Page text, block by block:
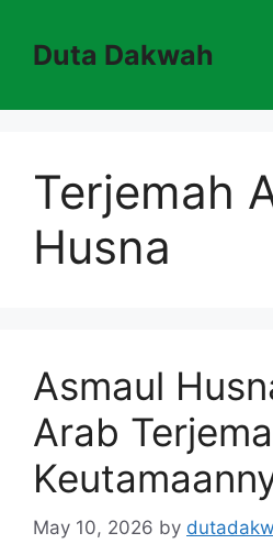
contentDuta Dakwah
Terjemah
Husna
Asmaul
Arab
May 10, 2026 by